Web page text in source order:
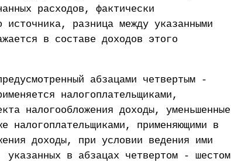
расходов, фактически
источника, разница между указанными
в составе доходов этого
абзацами четвертым -
налогоплательщиками,
налогообложения доходы, уменьшенные
налогоплательщиками, применяющими в
доходы, при условии ведения ими
в абзацах четвертом - шестом